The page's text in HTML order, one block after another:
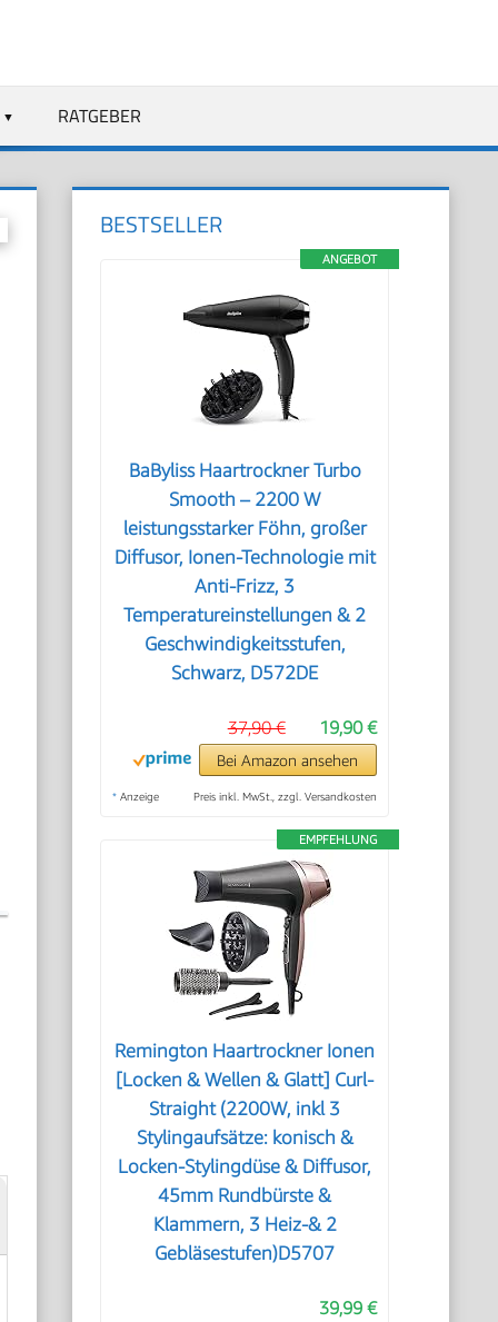
RATGEBER
BESTSELLER
ANGEBOT
BaByliss Haartrockner Turbo
Smooth – 2200 W
leistungsstarker Föhn, großer
Diffusor, Ionen-Technologie mit
Anti-Frizz, 3
Temperatureinstellungen & 2
Geschwindigkeitsstufen,
Schwarz, D572DE
19,90 €
37,90 €
Bei Amazon ansehen
* Anzeige Preis inkl. MwSt., zzgl. Versandkosten
EMPFEHLUNG
Remington Haartrockner Ionen
[Locken & Wellen & Glatt] Curl-
Straight (2200W, inkl 3
Stylingaufsätze: konisch &
Locken-Stylingdüse & Diffusor,
45mm Rundbürste &
Klammern, 3 Heiz-& 2
Gebläsestufen)D5707
39,99 €